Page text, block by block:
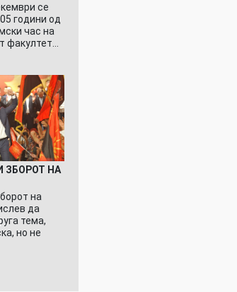
се
години од
час на
факултет…
ЗБОРОТ НА
на
да
тема,
но не